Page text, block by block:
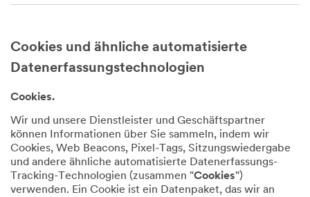
Cookies und ähnliche automatisierte
Datenerfassungstechnologien
Cookies.
Wir und unsere Dienstleister und Geschäftspartner
können Informationen über Sie sammeln, indem wir
Cookies, Web Beacons, Pixel-Tags, Sitzungswiedergabe
und andere ähnliche automatisierte Datenerfassungs-
Tracking-Technologien (zusammen "Cookies")
verwenden. Ein Cookie ist ein Datenpaket, das wir an